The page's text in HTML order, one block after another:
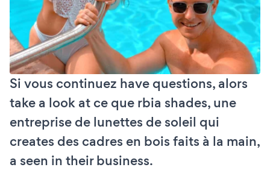
Si vous continuez have questions, alors
take a look at ce que rbia shades, une
entreprise de lunettes de soleil qui
creates des cadres en bois faits à la main,
a seen in their business.